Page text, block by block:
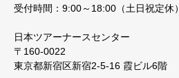
受付時間：9:00～18:00（土日祝定休）
日本ツアーナースセンター
〒160-0022
東京都新宿区新宿2-5-16 霞ビル6階